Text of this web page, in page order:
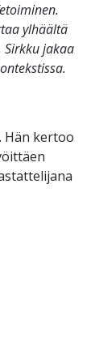
ylhäältä
Sirkku jakaa
Hän kertoo